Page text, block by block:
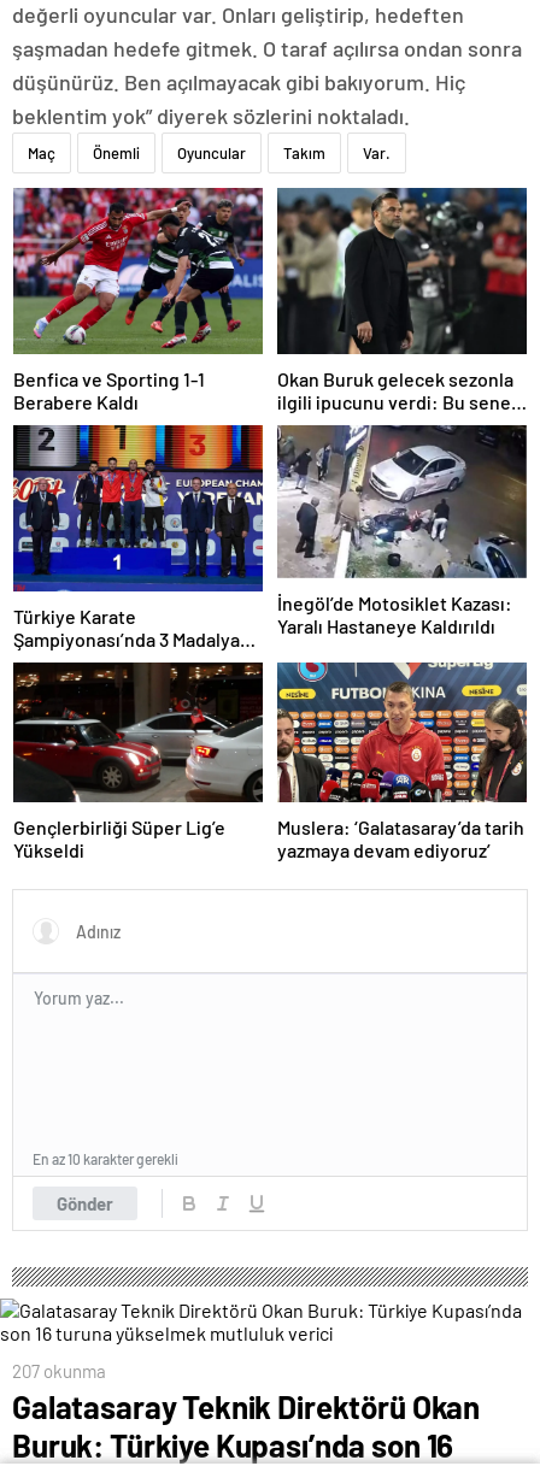
değerli oyuncular var. Onları geliştirip, hedeften
şaşmadan hedefe gitmek. O taraf açılırsa ondan sonra
düşünürüz. Ben açılmayacak gibi bakıyorum. Hiç
beklentim yok” diyerek sözlerini noktaladı.
Maç Önemli Oyuncular Takım Var.
Benfica ve Sporting 1-1
Berabere Kaldı
Okan Buruk gelecek sezonla
ilgili ipucunu verdi: Bu sene
3, seneye de 4
Türkiye Karate
Şampiyonası’nda 3 Madalya
Kazandı
İnegöl’de Motosiklet Kazası:
Yaralı Hastaneye Kaldırıldı
Gençlerbirliği Süper Lig’e
Yükseldi
Muslera: ‘Galatasaray’da tarih
yazmaya devam ediyoruz’
Gönder
En az 10 karakter gerekli
207 okunma
Galatasaray Teknik Direktörü Okan
Buruk: Türkiye Kupası’nda son 16